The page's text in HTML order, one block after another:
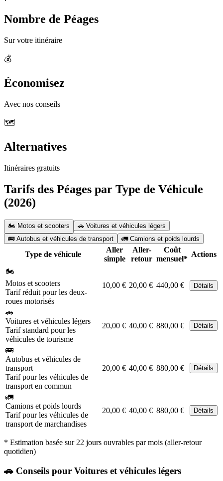
Nombre de Péages
Sur votre itinéraire
💰
Économisez
Avec nos conseils
🗺️
Alternatives
Itinéraires gratuits
Tarifs des Péages par Type de Véhicule
(2026)
🏍️ Motos et scooters
🚗 Voitures et véhicules légers
🚌 Autobus et véhicules de transport
🚛 Camions et poids lourds
Type de véhicule
Aller
simple
Aller-
retour
Coût
mensuel*
Actions
🏍️
Motos et scooters
Tarif réduit pour les deux-
roues motorisés
10,00 € 20,00 € 440,00 € Détails
🚗
Voitures et véhicules légers
Tarif standard pour les
véhicules de tourisme
20,00 € 40,00 € 880,00 € Détails
🚌
Autobus et véhicules de
transport
Tarif pour les véhicules de
transport en commun
20,00 € 40,00 € 880,00 € Détails
🚛
Camions et poids lourds
Tarif pour les véhicules de
transport de marchandises
20,00 € 40,00 € 880,00 € Détails
* Estimation basée sur 22 jours ouvrables par mois (aller-retour
quotidien)
🚗 Conseils pour Voitures et véhicules légers